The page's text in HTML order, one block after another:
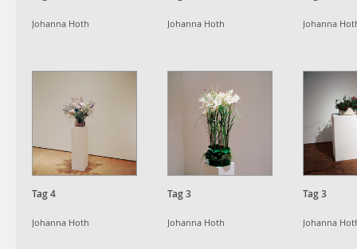
Johanna Hoth Johanna Hoth Johanna
Tag 4
Johanna Hoth
Tag 3
Johanna Hoth
Tag 3
Johanna